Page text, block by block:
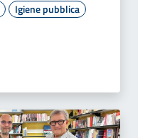
Igiene pubblica